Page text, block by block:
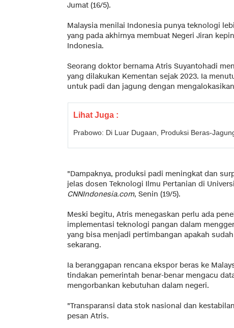
Jumat (16/5).
Malaysia menilai Indonesia punya teknologi
yang pada akhirnya membuat Negeri Jiran
Indonesia.
Seorang doktor bernama Atris Suyantohadi
yang dilakukan Kementan sejak 2023. Ia
untuk padi dan jagung dengan
Lihat Juga :
Prabowo: Di Luar Dugaan, Produksi Beras-
"Dampaknya, produksi padi meningkat dan
jelas dosen Teknologi Ilmu Pertanian di
CNNIndonesia.com, Senin (19/5).
Meski begitu, Atris menegaskan perlu ada
implementasi teknologi pangan dalam
yang bisa menjadi pertimbangan apakah
sekarang.
Ia beranggapan rencana ekspor beras ke
tindakan pemerintah benar-benar mengacu
mengorbankan kebutuhan dalam negeri.
"Transparansi data stok nasional dan
pesan Atris.